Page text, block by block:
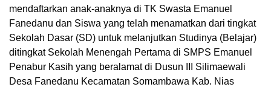
mendaftarkan anak-anaknya di TK Swasta Emanuel
Fanedanu dan Siswa yang telah menamatkan dari tingkat
Sekolah Dasar (SD) untuk melanjutkan Studinya (Belajar)
ditingkat Sekolah Menengah Pertama di SMPS Emanuel
Penabur Kasih yang beralamat di Dusun III Silimaewali
Desa Fanedanu Kecamatan Somambawa Kab. Nias